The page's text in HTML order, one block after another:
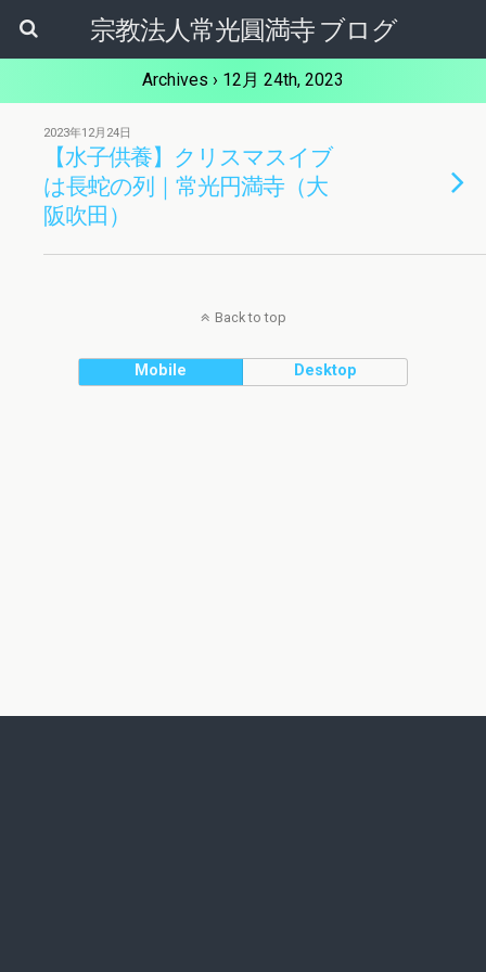
宗教法人常光圓満寺 ブログ
Archives › 12月 24th, 2023
2023年12月24日
【水子供養】クリスマスイブ
は長蛇の列｜常光円満寺（大
阪吹田）
Back to top
Mobile Desktop